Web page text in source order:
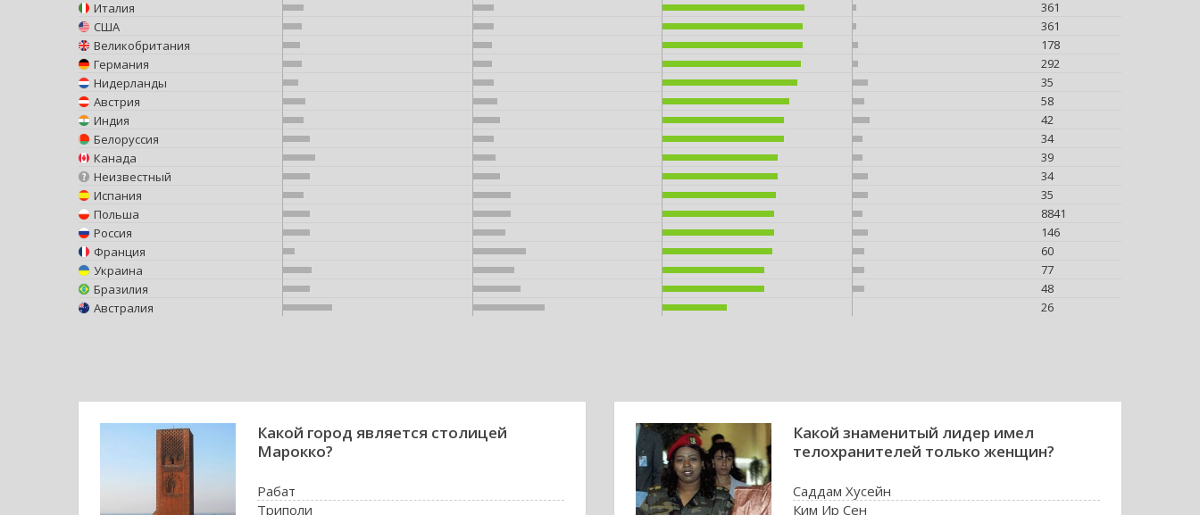
Италия
361
США
361
Великобритания
178
Германия
292
Нидерланды
35
Австрия
58
Индия
42
Белоруссия
34
Канада
39
Неизвестный
34
Испания
35
Польша
8841
Россия
146
Франция
60
Украина
77
Бразилия
48
Австралия
26
Какой город является столицей
Марокко?
Рабат
Триполи
Какой знаменитый лидер имел
телохранителей только женщин?
Саддам Хусейн
Ким Ир Сен